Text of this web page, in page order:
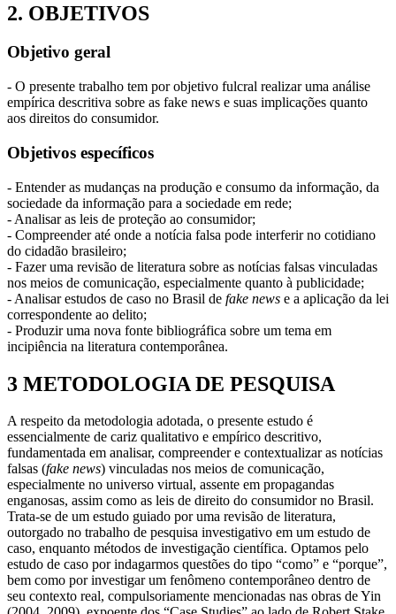
2. OBJETIVOS
Objetivo geral
- O presente trabalho tem por objetivo fulcral realizar uma análise
empírica descritiva sobre as fake news e suas implicações quanto
aos direitos do consumidor.
Objetivos específicos
- Entender as mudanças na produção e consumo da informação, da
sociedade da informação para a sociedade em rede;
- Analisar as leis de proteção ao consumidor;
- Compreender até onde a notícia falsa pode interferir no cotidiano
do cidadão brasileiro;
- Fazer uma revisão de literatura sobre as notícias falsas vinculadas
nos meios de comunicação, especialmente quanto à publicidade;
- Analisar estudos de caso no Brasil de fake news e a aplicação da lei
correspondente ao delito;
- Produzir uma nova fonte bibliográfica sobre um tema em
incipiência na literatura contemporânea.
3 METODOLOGIA DE PESQUISA
A respeito da metodologia adotada, o presente estudo é
essencialmente de cariz qualitativo e empírico descritivo,
fundamentada em analisar, compreender e contextualizar as notícias
falsas (fake news) vinculadas nos meios de comunicação,
especialmente no universo virtual, assente em propagandas
enganosas, assim como as leis de direito do consumidor no Brasil.
Trata-se de um estudo guiado por uma revisão de literatura,
outorgado no trabalho de pesquisa investigativo em um estudo de
caso, enquanto métodos de investigação científica. Optamos pelo
estudo de caso por indagarmos questões do tipo “como” e “porque”,
bem como por investigar um fenômeno contemporâneo dentro de
seu contexto real, compulsoriamente mencionadas nas obras de Yin